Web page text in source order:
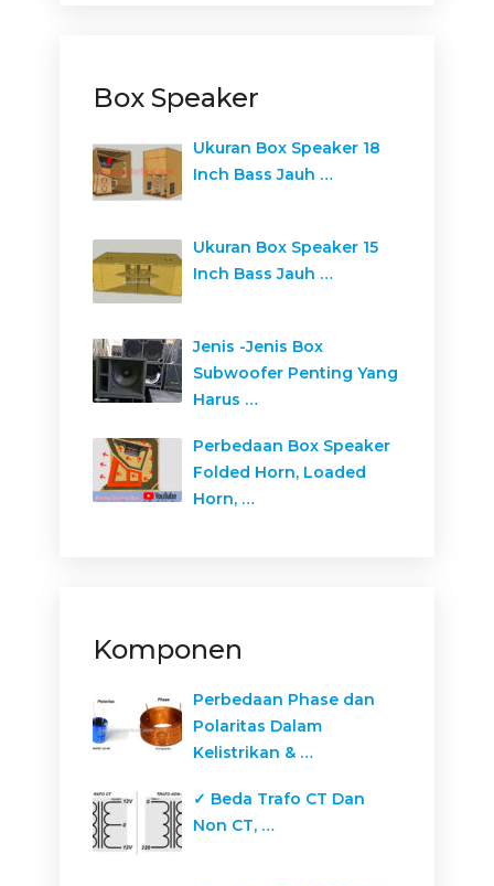
Box Speaker
Ukuran Box Speaker 18
Inch Bass Jauh …
Ukuran Box Speaker 15
Inch Bass Jauh …
Jenis -Jenis Box
Subwoofer Penting Yang
Harus …
Perbedaan Box Speaker
Folded Horn, Loaded
Horn, …
Komponen
Perbedaan Phase dan
Polaritas Dalam
Kelistrikan & …
✓ Beda Trafo CT Dan
Non CT, …